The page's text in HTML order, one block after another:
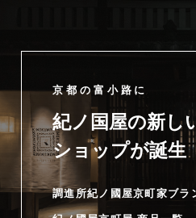
京都の富小路に
紀ノ国屋の新し
ショップが誕生
調進所紀ノ國屋京町家ブラ